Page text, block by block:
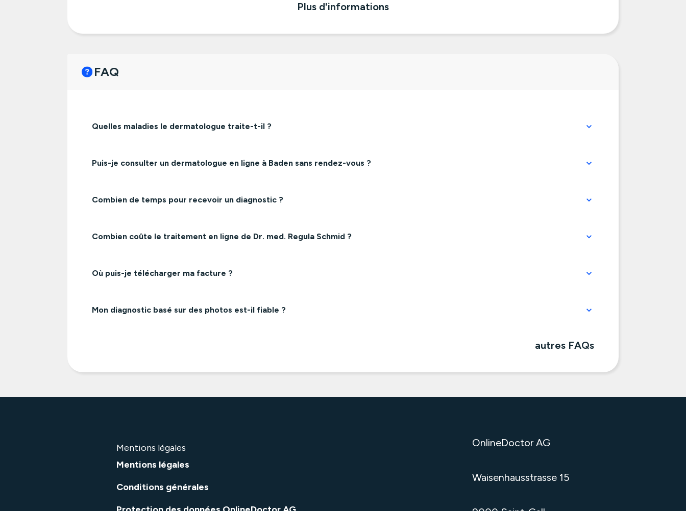
Plus d'informations
FAQ
Quelles maladies le dermatologue traite-t-il ?
Puis-je consulter un dermatologue en ligne à Baden sans rendez-vous ?
Combien de temps pour recevoir un diagnostic ?
Combien coûte le traitement en ligne de Dr. med. Regula Schmid ?
Où puis-je télécharger ma facture ?
Mon diagnostic basé sur des photos est-il fiable ?
autres FAQs
Mentions légales
Mentions légales
Conditions générales
OnlineDoctor AG
Waisenhausstrasse 15